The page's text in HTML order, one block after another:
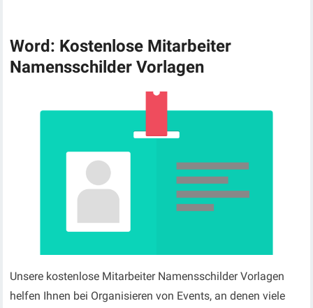
Word: Kostenlose Mitarbeiter
Namensschilder Vorlagen
Unsere kostenlose Mitarbeiter Namensschilder Vorlagen
helfen Ihnen bei Organisieren von Events, an denen viele